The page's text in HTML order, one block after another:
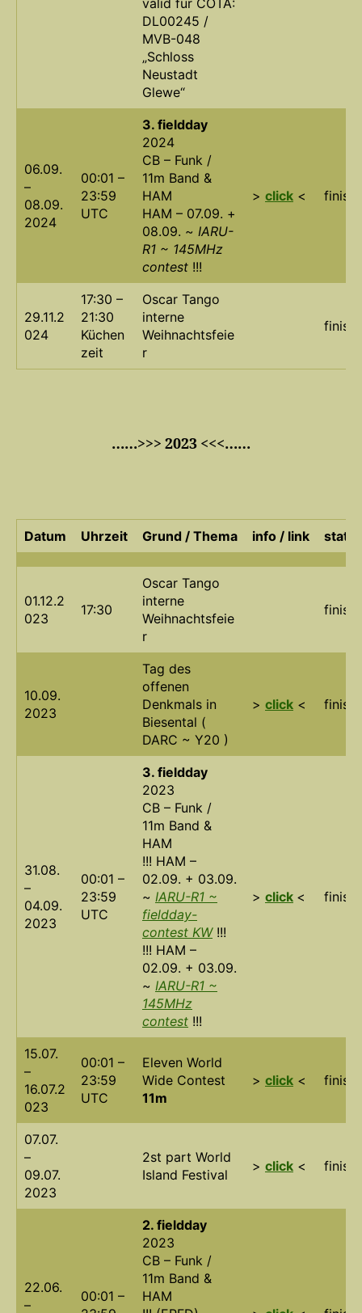
DL00245 /
MVB-048
„Schloss
Neustadt
Glewe“
06.09.
–
08.09.
2024
00:01 –
23:59
UTC
3. fieldday
2024
CB – Funk /
11m Band &
HAM
HAM – 07.09. +
08.09. ~ IARU-
R1 ~ 145MHz
contest !!!
> click < finish
29.11.2
024
17:30 –
21:30
Küchen
zeit
Oscar Tango
interne
Weihnachtsfeie
r
finish
……>>> 2023 <<<……
Datum Uhrzeit Grund / Thema info / link
01.12.2
023
17:30
Oscar Tango
interne
Weihnachtsfeie
r
finish
10.09.
2023
Tag des
offenen
Denkmals in
Biesental (
DARC ~ Y20 )
> click < finish
31.08.
–
04.09.
2023
00:01 –
23:59
UTC
3. fieldday
2023
CB – Funk /
11m Band &
HAM
!!! HAM –
02.09. + 03.09.
~ IARU-R1 ~
fieldday-
contest KW!!!
!!! HAM –
02.09. + 03.09.
~ IARU-R1 ~
145MHz
contest !!!
> click < finish
15.07.
–
16.07.2
023
00:01 –
23:59
UTC
Eleven World
Wide Contest
11m
> click < finish
07.07.
–
09.07.
2023
2st part World
Island Festival
> click < finish
22.06.
–
00:01 –
2. fieldday
2023
CB – Funk /
11m Band &
HAM